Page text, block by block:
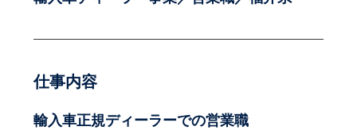
仕事内容
輸入車正規ディーラーでの営業職